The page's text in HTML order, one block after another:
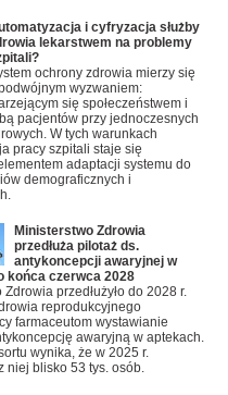
i cyfryzacja służby
lekarstwem na problemy
ochrony zdrowia mierzy się
wyzwaniem:
się społeczeństwem i
pacjentów przy jednoczesnych
W tych warunkach
pracy szpitali staje się
adaptacji systemu do
demograficznych i
Ministerstwo Zdrowia
przedłuża pilotaż ds.
antykoncepcji awaryjnej w
końca czerwca 2028
Zdrowia przedłużyło do 2028 r.
reprodukcyjnego
farmaceutom wystawianie
awaryjną w aptekach.
wynika, że w 2025 r.
niej blisko 53 tys. osób.